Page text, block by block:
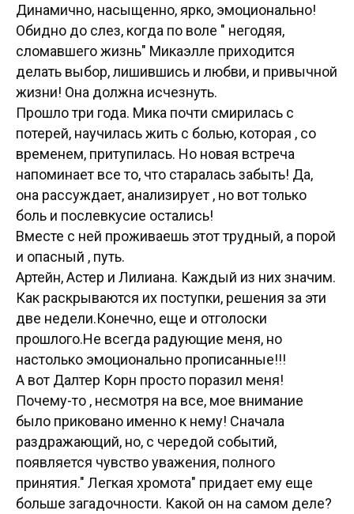
Динамично, насыщенно, ярко, эмоционально!
Обидно до слез, когда по воле " негодяя,
сломавшего жизнь" Микаэлле приходится
делать выбор, лишившись и любви, и привычной
жизни! Она должна исчезнуть.
Прошло три года. Мика почти смирилась с
потерей, научилась жить с болью, которая , со
временем, притупилась. Но новая встреча
напоминает все то, что старалась забыть! Да,
она рассуждает, анализирует , но вот только
боль и послевкусие остались!
Вместе с ней проживаешь этот трудный, а порой
и опасный , путь.
Артейн, Астер и Лилиана. Каждый из них значим.
Как раскрываются их поступки, решения за эти
две недели.Конечно, еще и отголоски
прошлого.Не всегда радующие меня, но
настолько эмоционально прописанные!!!
А вот Далтер Корн просто поразил меня!
Почему-то , несмотря на все, мое внимание
было приковано именно к нему! Сначала
раздражающий, но, с чередой событий,
появляется чувство уважения, полного
принятия." Легкая хромота" придает ему еще
больше загадочности. Какой он на самом деле?